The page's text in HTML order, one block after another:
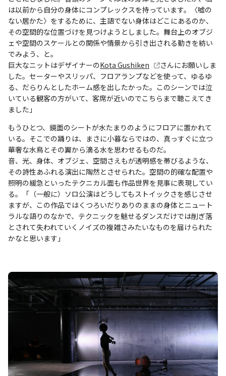
は以前から自分の身体にコンプレックスを持っています。〈嘘の
ない居かた〉をするために、主語でない身体はどこにあるのか、
その空間的な位置づけを見つけようとしました。舞台上のオブジ
ェや空間のスケールとの関係や情景から引き出される動きを紡い
でみよう、と。
巨大なニットはデザイナーのKota Gushiken
さんにお願いしま
した。セーターやスリッパ、フロアランプなどを使って、ゆるゆ
る、だらりんとしたホーム感を出したかった。このシーンでは泣
いている観客の方がいて、客席が近いのでこちらまで聴こえてき
ました」
もうひとつ、鏡面のシートが水たまりのようにフロアに置かれて
いる。そこでの踊りは、まさに小暮ならではの、真っすぐに立つ
華奢な水鳥とその翼から滴る水を思わせるものだ。
音、光、身体、オブジェ、空間さえもが透明感を帯びるような、
その詩性あふれる演出に陶然とさせられた。空間の的確な配置や
照明の緩急といったテクニカル面も作品世界を見事に表現してい
る。「（一般に）ソロ公演はどうしてもストイックさを感じさせ
ますが、この作品ではくつろいだりありのままの身体とニュート
ラルな語りのなかで、テクニックを魅せるダンスだけでは削ぎ落
とされて失われていくノイズの複雑さみたいなものを届けられた
かなと思います」